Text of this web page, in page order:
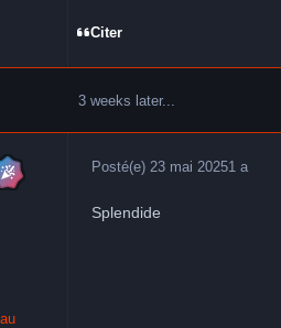
Citer
3 weeks later...
Posté(e) 23 mai 20251 a
Splendide